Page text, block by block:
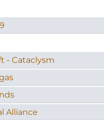
- Cataclysm
Alliance